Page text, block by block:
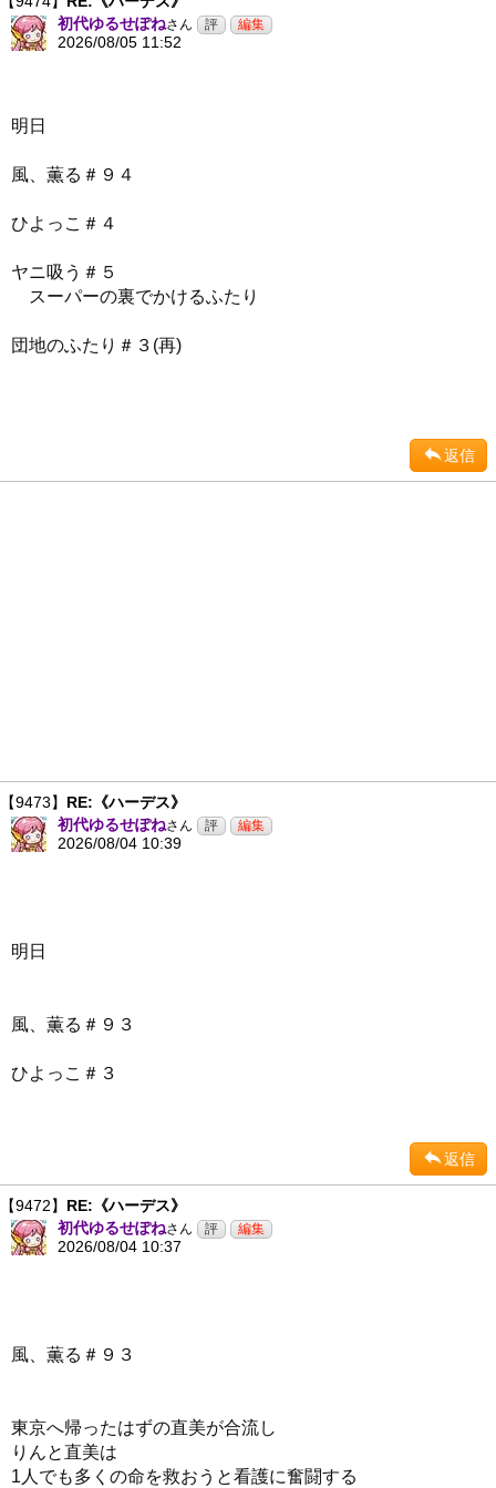
初代ゆるせぽねさん
2026/08/05 11:52
明日
風、薫る＃９４
ひよっこ＃４
ヤニ吸う＃５
スーパーの裏でかけるふたり
団地のふたり＃３(再)
返信
【9473】 RE:《ハーデス》
初代ゆるせぽねさん
2026/08/04 10:39
明日
風、薫る＃９３
ひよっこ＃３
返信
【9472】 RE:《ハーデス》
初代ゆるせぽねさん
2026/08/04 10:37
風、薫る＃９３
東京へ帰ったはずの直美が合流し
りんと直美は
1人でも多くの命を救おうと看護に奮闘する